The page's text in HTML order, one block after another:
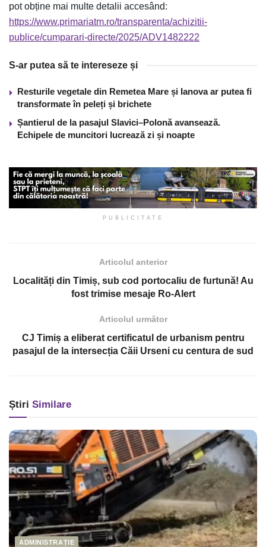
pot obține mai multe detalii accesând:
https://www.primariatm.ro/transparenta/achizitii-
publice/cumparari-directe/2025/ADV1482222
S-ar putea să te intereseze și
Resturile vegetale din Remetea Mare și Ianova ar putea fi
transformate în peleți și brichete
Șantierul de la pasajul Slavici–Polonă avansează.
Echipele de muncitori lucrează zi și noapte
PUBLICITATE
Articolul anterior
Localități din Timiș, sub cod portocaliu de furtună! Au
fost trimise mesaje Ro-Alert
Articolul următor
CJ Timiș a eliberat certificatul de urbanism pentru
pasajul de la intersecția Căii Urseni cu centura de sud
Știri Similare
ADMINISTRAȚIE